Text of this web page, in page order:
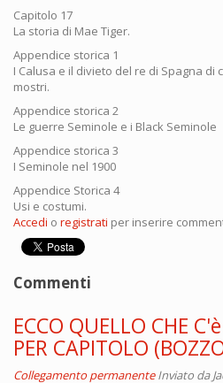
Capitolo 17
La storia di Mae Tiger.
Appendice storica 1
I Calusa e il divieto del re di Spagna
mostri.
Appendice storica 2
Le guerre Seminole e i Black Seminole
Appendice storica 3
I Seminole nel 1900
Appendice Storica 4
Usi e costumi.
Accedi o registrati per inserire
Commenti
ECCO QUELLO CHE
PER CAPITOLO
Collegamento permanente Inviato da